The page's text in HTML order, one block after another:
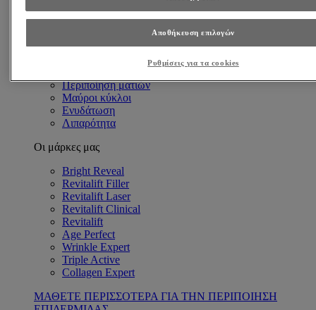
Αντιγήρανση
Λεπτές γραμμές & Ρυτίδες
Πρώιμα σημάδια γήρανσης
Περιποίηση ματιών
Μαύροι κύκλοι
Ενυδάτωση
Λιπαρότητα
Οι μάρκες μας
Bright Reveal
Revitalift Filler
Revitalift Laser
Revitalift Clinical
Revitalift
Age Perfect
Wrinkle Expert
Triple Active
Collagen Expert
ΜΑΘΕΤΕ ΠΕΡΙΣΣΟΤΕΡΑ ΓΙΑ ΤΗΝ ΠΕΡΙΠΟΙΗΣΗ
Αποθήκευση επιλογών
Ρυθμίσεις για τα cookies